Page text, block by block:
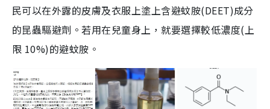
民可以在外露的皮膚及衣服上塗上含避蚊胺(DEET)成分
的昆蟲驅避劑。若用在兒童身上，就要選擇較低濃度(上
限 10%)的避蚊胺。